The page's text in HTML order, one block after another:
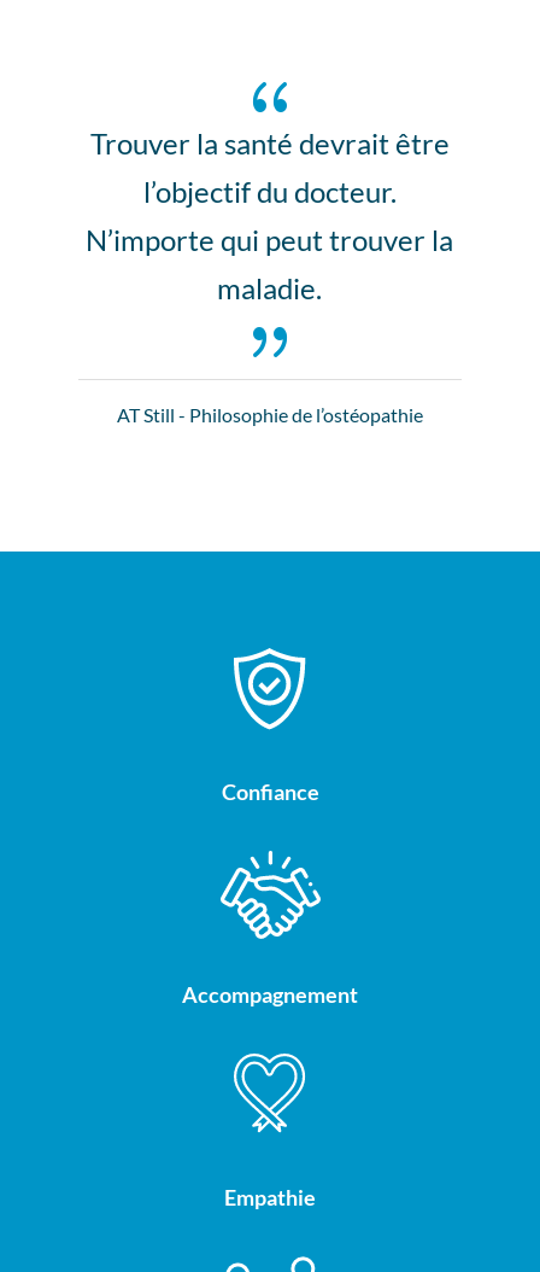
{
Trouver la santé devrait être
l’objectif du docteur.
N’importe qui peut trouver la
maladie.
{
AT Still - Philosophie de l’ostéopathie
Confiance
Accompagnement
Empathie